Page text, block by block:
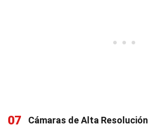
07 Cámaras de Alta Resolución